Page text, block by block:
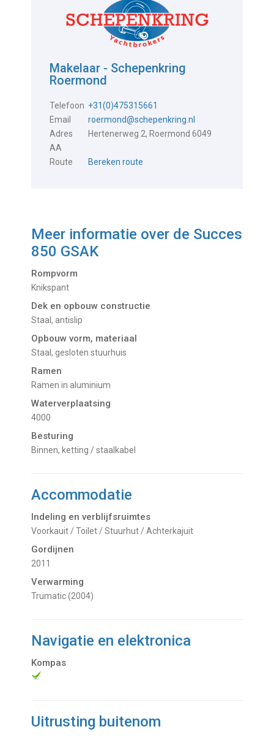
Makelaar - Schepenkring
Roermond
Telefoon +31(0)475315661
Email
roermond@schepenkring.nl
Adres
Hertenerweg 2, Roermond 6049
AA
Route
Bereken route
Meer informatie over de Succes
850 GSAK
Rompvorm
Knikspant
Dek en opbouw constructie
Staal, antislip
Opbouw vorm, materiaal
Staal, gesloten stuurhuis
Ramen
Ramen in aluminium
Waterverplaatsing
4000
Besturing
Binnen, ketting / staalkabel
Accommodatie
Indeling en verblijfsruimtes
Voorkauit / Toilet / Stuurhut / Achterkajuit
Gordijnen
2011
Verwarming
Trumatic (2004)
Navigatie en elektronica
Kompas
Uitrusting buitenom